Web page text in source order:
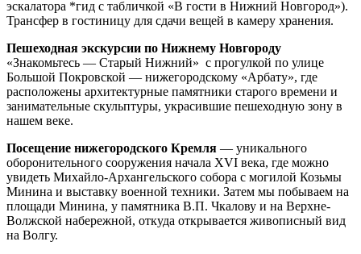
эскалатора *гид с табличкой «В гости в Нижний Новгород»).
Трансфер в гостиницу для сдачи вещей в камеру хранения.
Пешеходная экскурсии по Нижнему Новгороду
«Знакомьтесь — Старый Нижний» с прогулкой по улице
Большой Покровской — нижегородскому «Арбату», где
расположены архитектурные памятники старого времени и
занимательные скульптуры, украсившие пешеходную зону в
нашем веке.
Посещение нижегородского Кремля — уникального
оборонительного сооружения начала XVI века, где можно
увидеть Михайло-Архангельского собора с могилой Козьмы
Минина и выставку военной техники. Затем мы побываем на
площади Минина, у памятника В.П. Чкалову и на Верхне-
Волжской набережной, откуда открывается живописный вид
на Волгу.